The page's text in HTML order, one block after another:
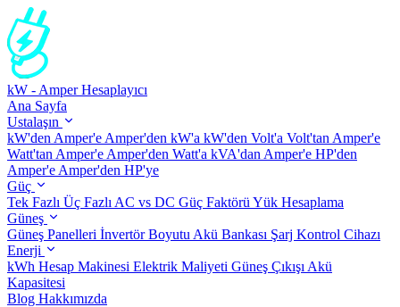
kW - Amper Hesaplayıcı
Ana Sayfa
Ustalaşın
kW'den Amper'e Amper'den kW'a kW'den Volt'a Volt'tan Amper'e
Watt'tan Amper'e Amper'den Watt'a kVA'dan Amper'e HP'den
Amper'e Amper'den HP'ye
Güç
Tek Fazlı Üç Fazlı AC vs DC Güç Faktörü Yük Hesaplama
Güneş
Güneş Panelleri İnvertör Boyutu Akü Bankası Şarj Kontrol Cihazı
Enerji
kWh Hesap Makinesi Elektrik Maliyeti Güneş Çıkışı Akü
Kapasitesi
Blog Hakkımızda